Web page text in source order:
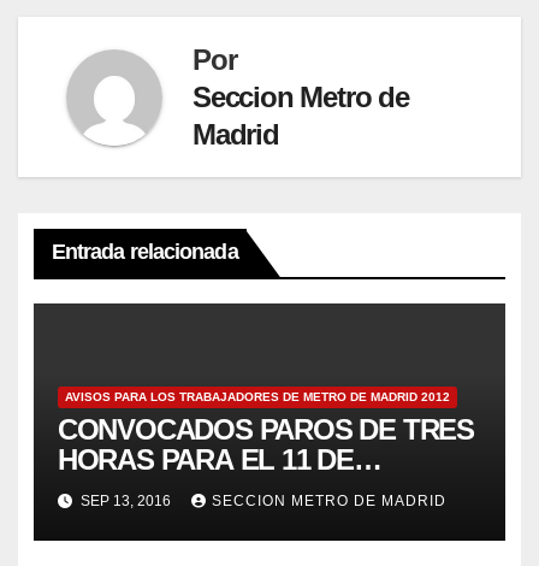
Por
Seccion Metro de
Madrid
Entrada relacionada
AVISOS PARA LOS TRABAJADORES DE METRO DE MADRID 2012
CONVOCADOS PAROS DE TRES
HORAS PARA EL 11 DE
JULIOAviso 69
SEP 13, 2016 SECCION METRO DE MADRID